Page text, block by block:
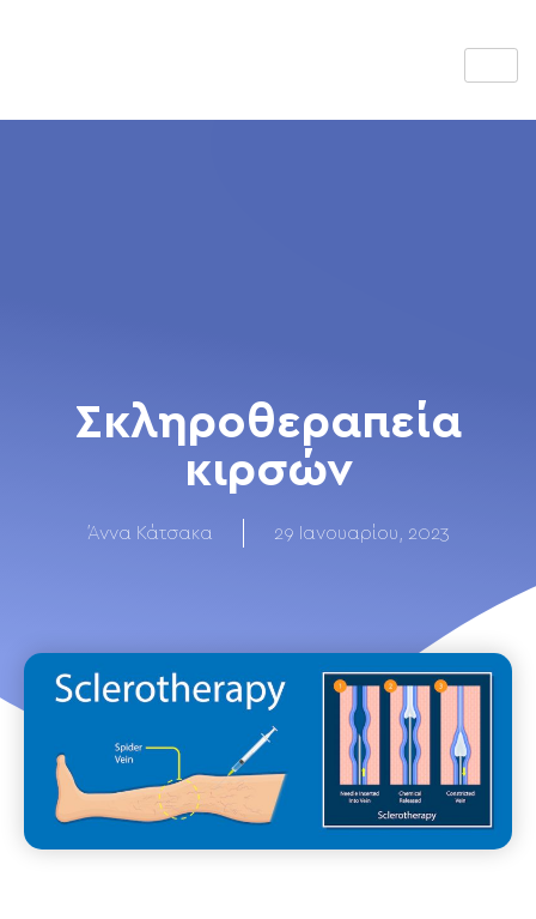
Σκληροθεραπεία
κιρσών
Άννα Κάτσακα 29 Ιανουαρίου, 2023